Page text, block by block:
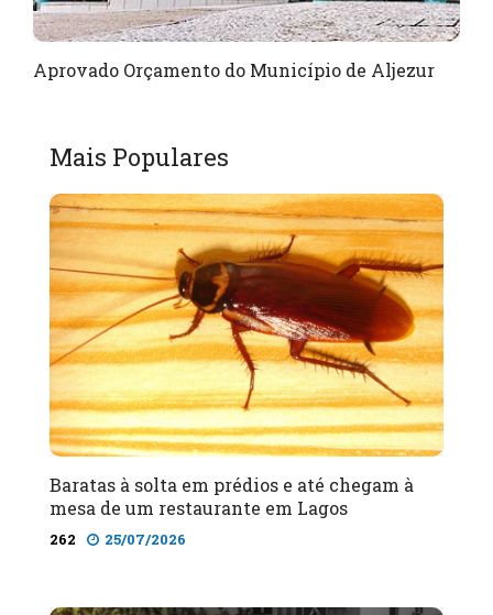
Aprovado Orçamento do Município de Aljezur
Mais Populares
Baratas à solta em prédios e até chegam à
mesa de um restaurante em Lagos
262 25/07/2026